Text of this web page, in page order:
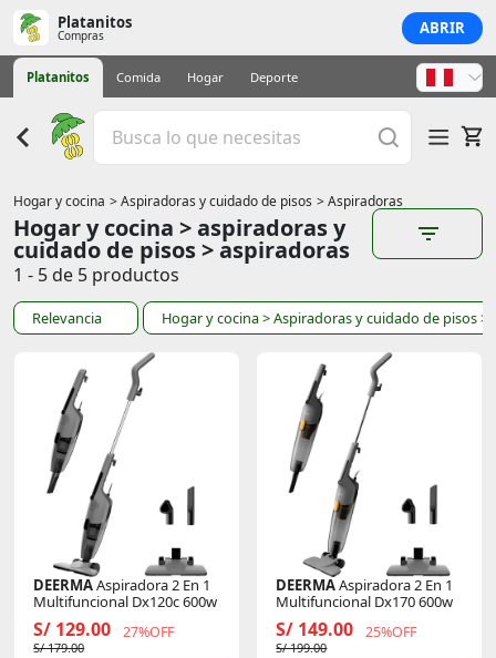
Platanitos
Compras ABRIR
Platanitos Comida Hogar Deporte
Hogar y cocina > Aspiradoras y cuidado de pisos > Aspiradoras
Hogar y cocina > aspiradoras y
cuidado de pisos > aspiradoras
1 - 5 de 5 productos
Relevancia Hogar y cocina> Aspiradoras y cuidado de pisos>
DEERMAAspiradora 2 En 1
Multifuncional Dx120c 600w
S/ 129.00 27%OFF
S/ 179.00
DEERMAAspiradora 2 En 1
Multifuncional Dx170 600w
S/ 149.00 25%OFF
S/ 199.00